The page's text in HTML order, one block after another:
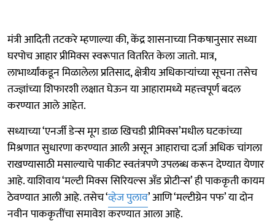
मंत्री आदिती तटकरे म्हणाल्या की, केंद्र शासनाच्या निकषानुसार सध्या
घरपोच आहार प्रीमिक्स स्वरूपात वितरित केला जातो. मात्र,
लाभार्थ्यांकडून मिळालेला प्रतिसाद, क्षेत्रीय अधिकाऱ्यांच्या सूचना तसेच
तज्ज्ञांच्या शिफारशी लक्षात घेऊन या आहारामध्ये महत्त्वपूर्ण बदल
करण्यात आले आहेत.
सध्याच्या ‘एनर्जी डेन्स मूग डाळ खिचडी प्रीमिक्स’मधील घटकांच्या
मिश्रणात सुधारणा करण्यात आली असून आहाराचा दर्जा अधिक चांगला
राखण्यासाठी मसाल्याचे पाकीट स्वतंत्रपणे उपलब्ध करून देण्यात येणार
आहे. याशिवाय ‘मल्टी मिक्स सिरियल्स अँड प्रोटीन्स’ ही पाककृती कायम
ठेवण्यात आली आहे. तसेच ‘व्हेज पुलाव’ आणि ‘मल्टीग्रेन पफ’ या दोन
नवीन पाककृतींचा समावेश करण्यात आला आहे.